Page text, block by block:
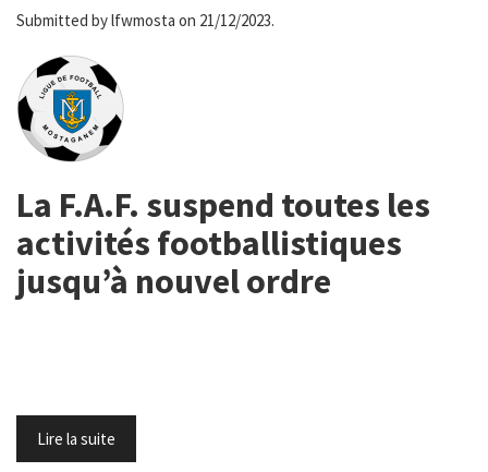
Submitted bylfwmosta on 21/12/2023.
La F.A.F. suspend toutes les
activités footballistiques
jusqu’à nouvel ordre
Lire la suite